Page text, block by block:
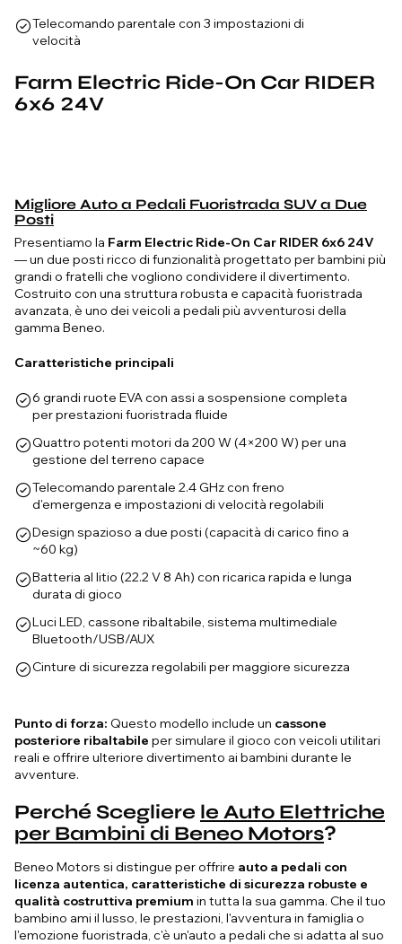
Telecomando parentale con 3 impostazioni di
velocità
Farm Electric Ride-On Car RIDER
6x6 24V
Migliore Auto a Pedali Fuoristrada SUV a Due
Posti
Presentiamo la Farm Electric Ride-On Car RIDER 6x6 24V
— un due posti ricco di funzionalità progettato per bambini più
grandi o fratelli che vogliono condividere il divertimento.
Costruito con una struttura robusta e capacità fuoristrada
avanzata, è uno dei veicoli a pedali più avventurosi della
gamma Beneo.
Caratteristiche principali
6 grandi ruote EVA con assi a sospensione completa
per prestazioni fuoristrada fluide
Quattro potenti motori da 200 W (4×200 W) per una
gestione del terreno capace
Telecomando parentale 2.4 GHz con freno
d'emergenza e impostazioni di velocità regolabili
Design spazioso a due posti (capacità di carico fino a
~60 kg)
Batteria al litio (22.2 V 8 Ah) con ricarica rapida e lunga
durata di gioco
Luci LED, cassone ribaltabile, sistema multimediale
Bluetooth/USB/AUX
Cinture di sicurezza regolabili per maggiore sicurezza
Punto di forza: Questo modello include un cassone
posteriore ribaltabile per simulare il gioco con veicoli utilitari
reali e offrire ulteriore divertimento ai bambini durante le
avventure.
Perché Scegliere le Auto Elettriche
per Bambini di Beneo Motors?
Beneo Motors si distingue per offrire auto a pedali con
licenza autentica, caratteristiche di sicurezza robuste e
qualità costruttiva premium in tutta la sua gamma. Che il tuo
bambino ami il lusso, le prestazioni, l'avventura in famiglia o
l'emozione fuoristrada, c'è un'auto a pedali che si adatta al suo